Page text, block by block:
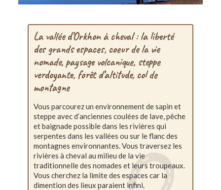
La vallée d’Orkhon à cheval : la liberté
des grands espaces, coeur de la vie
nomade, paysage volcanique, steppe
verdoyante, forêt d’altitude, col de
montagne
Vous parcourez un environnement de sapin et
steppe avec d’anciennes coulées de lave, pêche
et baignade possible dans les rivières qui
serpentes dans les vallées ou sur le flanc des
montagnes environnantes. Vous traversez les
rivières à cheval au milieu de la vie
traditionnelle des nomades et leurs troupeaux.
Vous cherchez la limite des espaces car la
dimention des lieux paraient infini.